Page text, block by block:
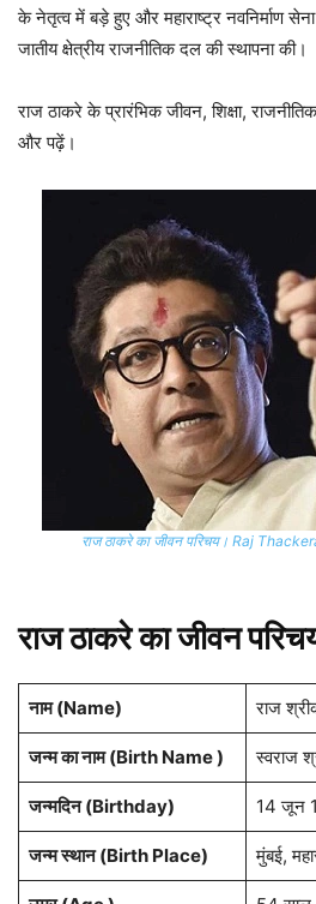
के नेतृत्व में बड़े हुए और महाराष्ट्र नवनिर्माण
जातीय क्षेत्रीय राजनीतिक दल की स्थापना की।
राज ठाकरे के प्रारंभिक जीवन, शिक्षा,
और पढ़ें।
राज ठाकरे का जीवन परिचय। Raj
राज ठाकरे का जीवन
नाम (Name) राज
जन्म का नाम (Birth Name ) स्वराज
जन्मदिन (Birthday) 14 जून
जन्म स्थान (Birth Place) मुंबई,